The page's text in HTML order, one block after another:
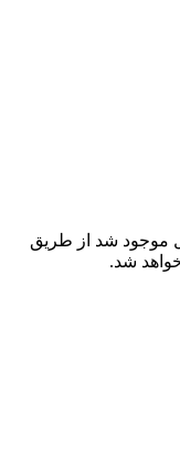
موجود شد از طریق
شد.